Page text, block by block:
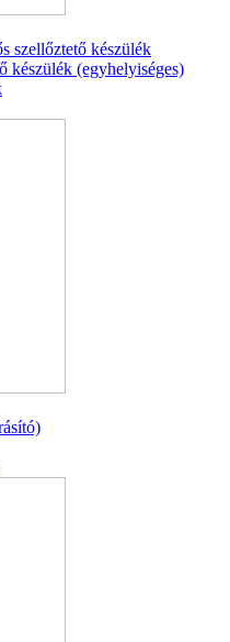
szellőztető készülék
készülék (egyhelyiséges)